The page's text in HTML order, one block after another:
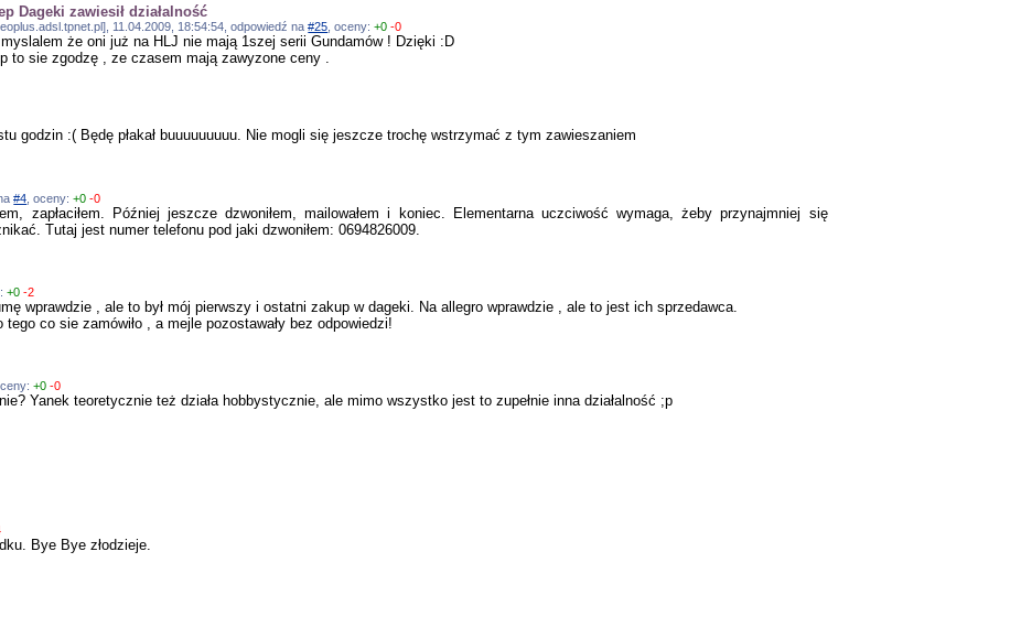
Dageki zawiesił działalność
11.04.2009, 18:54:54, odpowiedź na#25 , oceny:+0 -0
że oni już na HLJ nie mają 1szej serii Gundamów ! Dzięki :D
to sie zgodzę , ze czasem mają zawyzone ceny .
godzin :( Będę płakał buuuuuuuuu. Nie mogli się jeszcze trochę wstrzymać z tym zawieszaniem
#4 , oceny:+0 -0
zapłaciłem. Później jeszcze dzwoniłem, mailowałem i koniec. Elementarna uczciwość wymaga, żeby przynajmniej się
Tutaj jest numer telefonu pod jaki dzwoniłem: 0694826009.
+0 -2
wprawdzie , ale to był mój pierwszy i ostatni zakup w dageki. Na allegro wprawdzie , ale to jest ich sprzedawca.
co sie zamówiło , a mejle pozostawały bez odpowiedzi!
+0 -0
Yanek teoretycznie też działa hobbystycznie, ale mimo wszystko jest to zupełnie inna działalność ;p
Bye Bye złodzieje.